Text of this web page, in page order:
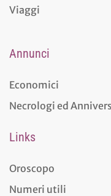
Viaggi
Annunci
Economici
Necrologi ed
Links
Oroscopo
Numeri utili